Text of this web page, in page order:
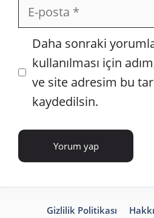
posta
İnternet
sitesi
Daha sonraki
kullanılması için
ve site adresim bu
kaydedilsin.
Gizlilik Politikası